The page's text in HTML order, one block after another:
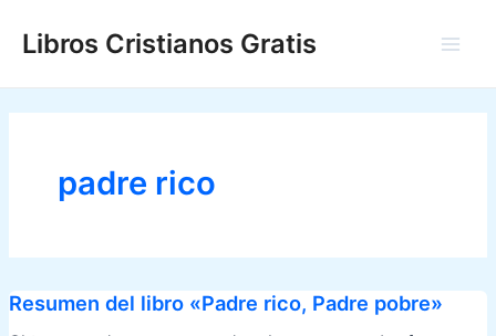
Libros Cristianos Gratis
padre rico
Resumen del libro «Padre rico, Padre pobre»